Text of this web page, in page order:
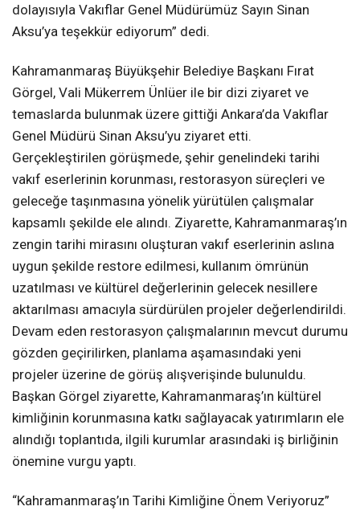
dolayısıyla Vakıflar Genel Müdürümüz Sayın Sinan
Aksu’ya teşekkür ediyorum” dedi.
Kahramanmaraş Büyükşehir Belediye Başkanı Fırat
Görgel, Vali Mükerrem Ünlüer ile bir dizi ziyaret ve
temaslarda bulunmak üzere gittiği Ankara’da Vakıflar
Genel Müdürü Sinan Aksu’yu ziyaret etti.
Gerçekleştirilen görüşmede, şehir genelindeki tarihi
vakıf eserlerinin korunması, restorasyon süreçleri ve
geleceğe taşınmasına yönelik yürütülen çalışmalar
kapsamlı şekilde ele alındı. Ziyarette, Kahramanmaraş’ın
zengin tarihi mirasını oluşturan vakıf eserlerinin aslına
uygun şekilde restore edilmesi, kullanım ömrünün
uzatılması ve kültürel değerlerinin gelecek nesillere
aktarılması amacıyla sürdürülen projeler değerlendirildi.
Devam eden restorasyon çalışmalarının mevcut durumu
gözden geçirilirken, planlama aşamasındaki yeni
projeler üzerine de görüş alışverişinde bulunuldu.
Başkan Görgel ziyarette, Kahramanmaraş’ın kültürel
kimliğinin korunmasına katkı sağlayacak yatırımların ele
alındığı toplantıda, ilgili kurumlar arasındaki iş birliğinin
önemine vurgu yaptı.
“Kahramanmaraş’ın Tarihi Kimliğine Önem Veriyoruz”